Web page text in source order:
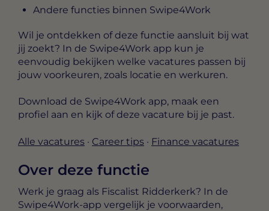
Andere functies binnen Swipe4Work
Wil je ontdekken of deze functie aansluit bij wat
jij zoekt? In de Swipe4Work app kun je
eenvoudig bekijken welke vacatures passen bij
jouw voorkeuren, zoals locatie en werkuren.
Download de Swipe4Work app, maak een
profiel aan en kijk of deze vacature bij je past.
Alle vacatures · Career tips · Finance vacatures
Over deze functie
Werk je graag als Fiscalist Ridderkerk? In de
Swipe4Work-app vergelijk je voorwaarden,